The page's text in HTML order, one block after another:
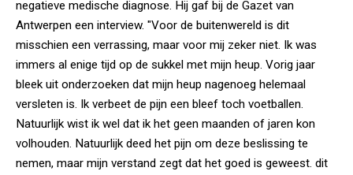
negatieve medische diagnose. Hij gaf bij de Gazet van
Antwerpen een interview. "Voor de buitenwereld is dit
misschien een verrassing, maar voor mij zeker niet. Ik was
immers al enige tijd op de sukkel met mijn heup. Vorig jaar
bleek uit onderzoeken dat mijn heup nagenoeg helemaal
versleten is. Ik verbeet de pijn een bleef toch voetballen.
Natuurlijk wist ik wel dat ik het geen maanden of jaren kon
volhouden. Natuurlijk deed het pijn om deze beslissing te
nemen, maar mijn verstand zegt dat het goed is geweest. dit